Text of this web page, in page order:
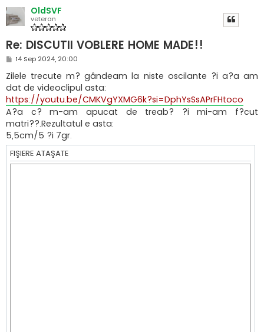
OldSVF
veteran
Re: DISCUTII VOBLERE HOME MADE!!
M
s
a
j
14 Sep 2024, 20:00
Zilele trecute m? gândeam la niste oscilante ?i a?a am
dat de videoclipul asta:
https://youtu.be/CMKVgYXMG6k?si=DphYsSsAPrFHtoco
A?a c? m-am apucat de treab? ?i mi-am f?cut
matri??.Rezultatul e asta:
5,5cm/5 ?i 7gr.
FIŞIERE ATAŞATE